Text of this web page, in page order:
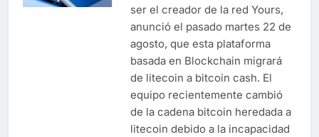
ser el creador de la red Yours,
anunció el pasado martes 22 de
agosto, que esta plataforma
basada en Blockchain migrará
de litecoin a bitcoin cash. El
equipo recientemente cambió
de la cadena bitcoin heredada a
litecoin debido a la incapacidad